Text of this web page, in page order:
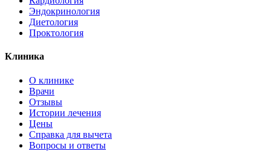
Эндокринология
Диетология
Проктология
Клиника
О клинике
Врачи
Отзывы
Истории лечения
Цены
Справка для вычета
Вопросы и ответы